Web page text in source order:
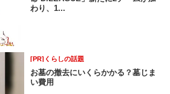
わり、1...
[PR]くらしの話題
お墓の撤去にいくらかかる？墓じま
い費用